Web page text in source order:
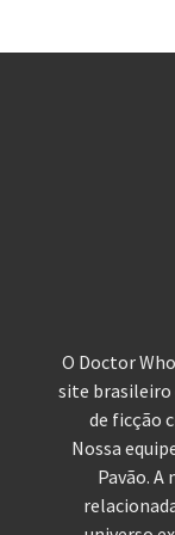
O Doctor
site brasileiro
de ficção
Nossa
Pavão.